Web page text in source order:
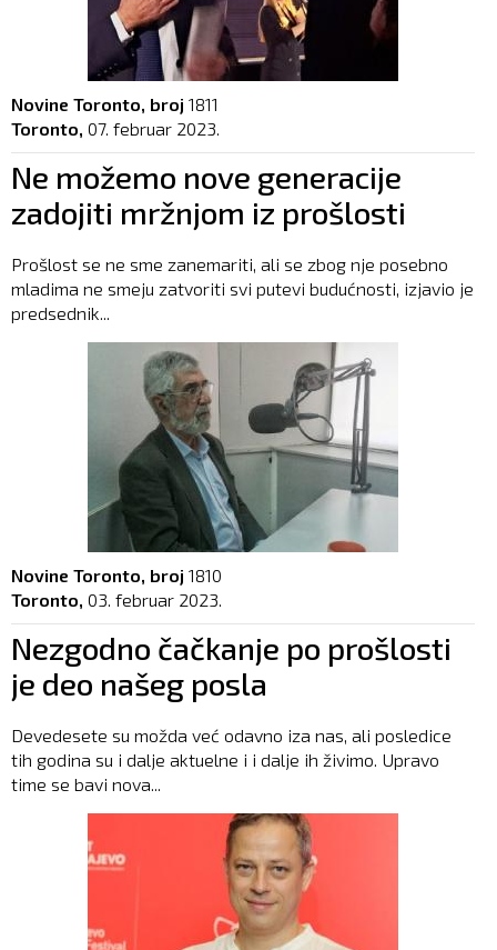
Novine Toronto, broj 1811
Toronto, 07. februar 2023.
Ne možemo nove generacije
zadojiti mržnjom iz prošlosti
Prošlost se ne sme zanemariti, ali se zbog nje posebno
mladima ne smeju zatvoriti svi putevi budućnosti, izjavio je
predsednik...
Novine Toronto, broj 1810
Toronto, 03. februar 2023.
Nezgodno čačkanje po prošlosti
je deo našeg posla
Devedesete su možda već odavno iza nas, ali posledice
tih godina su i dalje aktuelne i i dalje ih živimo. Upravo
time se bavi nova...